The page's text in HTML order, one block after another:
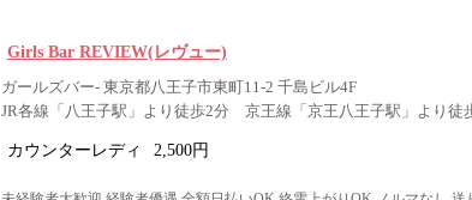
Girls Bar REVIEW(レヴュー)
ガールズバー- 東京都八王子市東町11-2 千島ビル4F
JR各線「八王子駅」より徒歩2分 京王線「京王八王子駅」より徒
カウンターレディ 2,500円